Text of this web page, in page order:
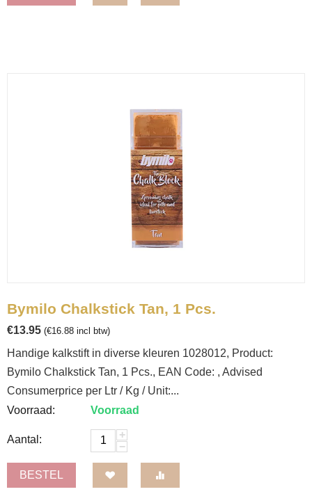
Bymilo Chalkstick Tan, 1 Pcs.
€13.95 (€16.88 incl btw)
Handige kalkstift in diverse kleuren 1028012, Product:
Bymilo Chalkstick Tan, 1 Pcs., EAN Code: , Advised
Consumerprice per Ltr / Kg / Unit:...
Voorraad:
Voorraad
Aantal:
+
−
BESTEL